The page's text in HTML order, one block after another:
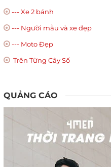
--- Xe 2 bánh
--- Người mẫu và xe đẹp
--- Moto Đẹp
Trên Từng Cây Số
QUẢNG CÁO